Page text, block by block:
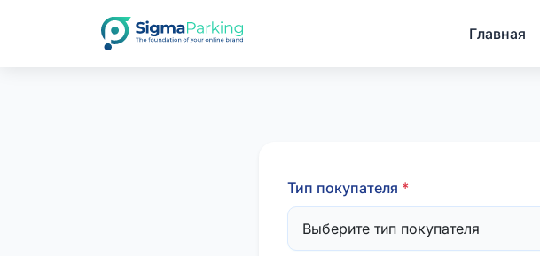
Главная
Тип покупателя *